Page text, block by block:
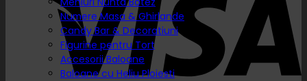
Numere Masa & Ghirlande
Candy Bar & Decoratiuni
Figurine pentru Tort
Accesorii Baloane
Baloane cu Heliu Ploiesti